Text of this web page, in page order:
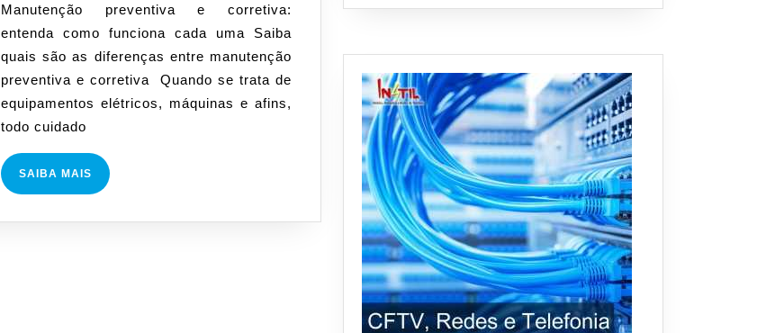
entenda
a
como
funciona
cada
Manutenção preventiva e corretiva:
entenda como funciona cada uma Saiba
quais são as diferenças entre manutenção
preventiva e corretiva Quando se trata de
equipamentos elétricos, máquinas e afins,
todo cuidado
SAIBA MAIS SAIBA
MAIS